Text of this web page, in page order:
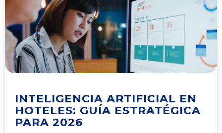
INTELIGENCIA ARTIFICIAL EN
HOTELES: GUÍA ESTRATÉGICA
PARA 2026